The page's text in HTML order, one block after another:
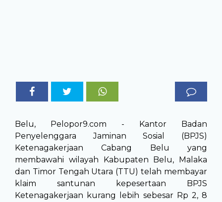
Belu, Pelopor9.com - Kantor Badan
Penyelenggara Jaminan Sosial (BPJS)
Ketenagakerjaan Cabang Belu yang
membawahi wilayah Kabupaten Belu, Malaka
dan Timor Tengah Utara (TTU) telah membayar
klaim santunan kepesertaan BPJS
Ketenagakerjaan kurang lebih sebesar Rp 2, 8